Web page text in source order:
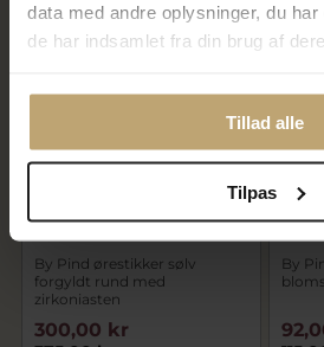
data med andre oplysninger, du
de har indsamlet fra din brug af
Tillad alle
Tilpas
SALE
By Pind ørestikker sølv
forgyldt rund med
zirkoniasten
300,00 kr
SALE
By